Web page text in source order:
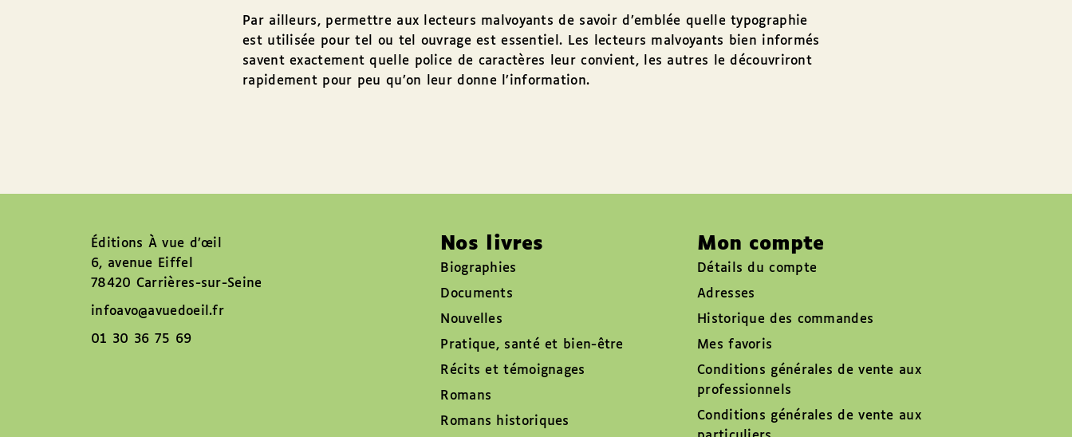
Par ailleurs, permettre aux lecteurs malvoyants de savoir d’emblée quelle typographie
est utilisée pour tel ou tel ouvrage est essentiel. Les lecteurs malvoyants bien informés
savent exactement quelle police de caractères leur convient, les autres le découvriront
rapidement pour peu qu’on leur donne l’information.
Éditions À vue d’œil
6, avenue Eiffel
78420 Carrières-sur-Seine
infoavo@avuedoeil.fr
01 30 36 75 69
Nos livres
Biographies
Documents
Nouvelles
Pratique, santé et bien-être
Récits et témoignages
Romans
Romans historiques
Mon compte
Détails du compte
Adresses
Historique des commandes
Mes favoris
Conditions générales de vente aux
professionnels
Conditions générales de vente aux